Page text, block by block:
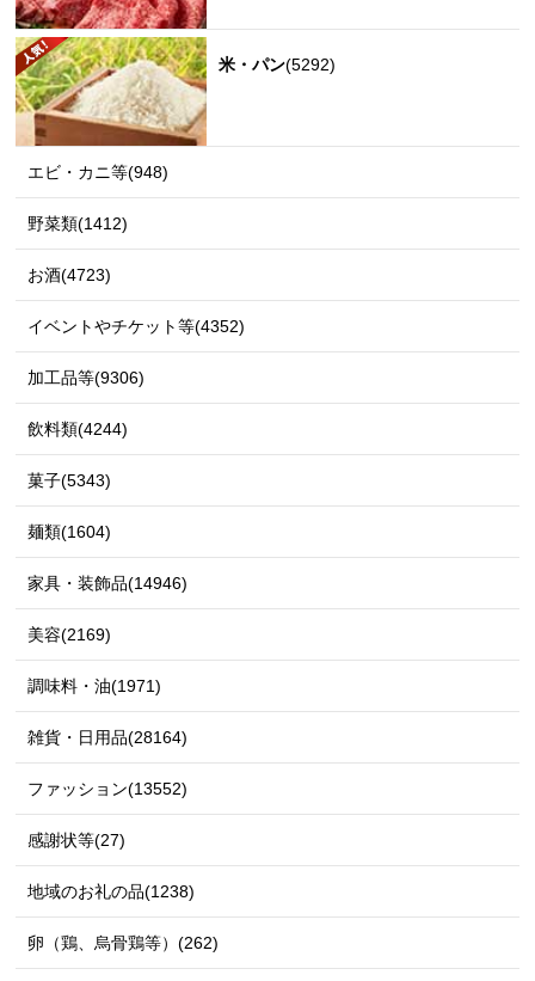
米・パン(5292)
エビ・カニ等(948)
野菜類(1412)
お酒(4723)
イベントやチケット等(4352)
加工品等(9306)
飲料類(4244)
菓子(5343)
麺類(1604)
家具・装飾品(14946)
美容(2169)
調味料・油(1971)
雑貨・日用品(28164)
ファッション(13552)
感謝状等(27)
地域のお礼の品(1238)
卵（鶏、烏骨鶏等）(262)